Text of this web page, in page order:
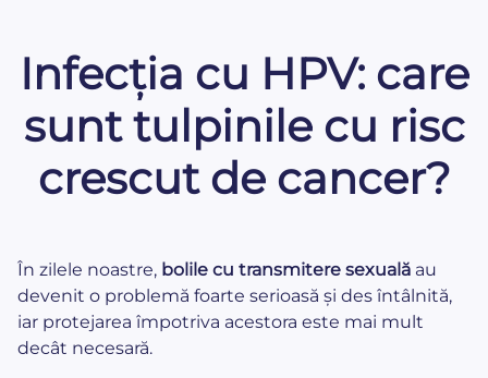
Infecția cu HPV: care
sunt tulpinile cu risc
crescut de cancer?
În zilele noastre, bolile cu transmitere sexuală au
devenit o problemă foarte serioasă și des întâlnită,
iar protejarea împotriva acestora este mai mult
decât necesară.